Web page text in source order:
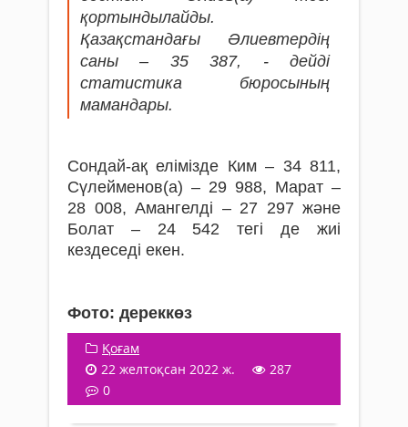
қортындылайды.
Қазақстандағы Әлиевтердің
саны – 35 387, - дейді
статистика бюросының
мамандары.
Сондай-ақ елімізде Ким – 34 811,
Сүлейменов(а) – 29 988, Марат –
28 008, Амангелді – 27 297 және
Болат – 24 542 тегі де жиі
кездеседі екен.
Фото: дереккөз
Қоғам
22 желтоқсан 2022 ж.
287
0